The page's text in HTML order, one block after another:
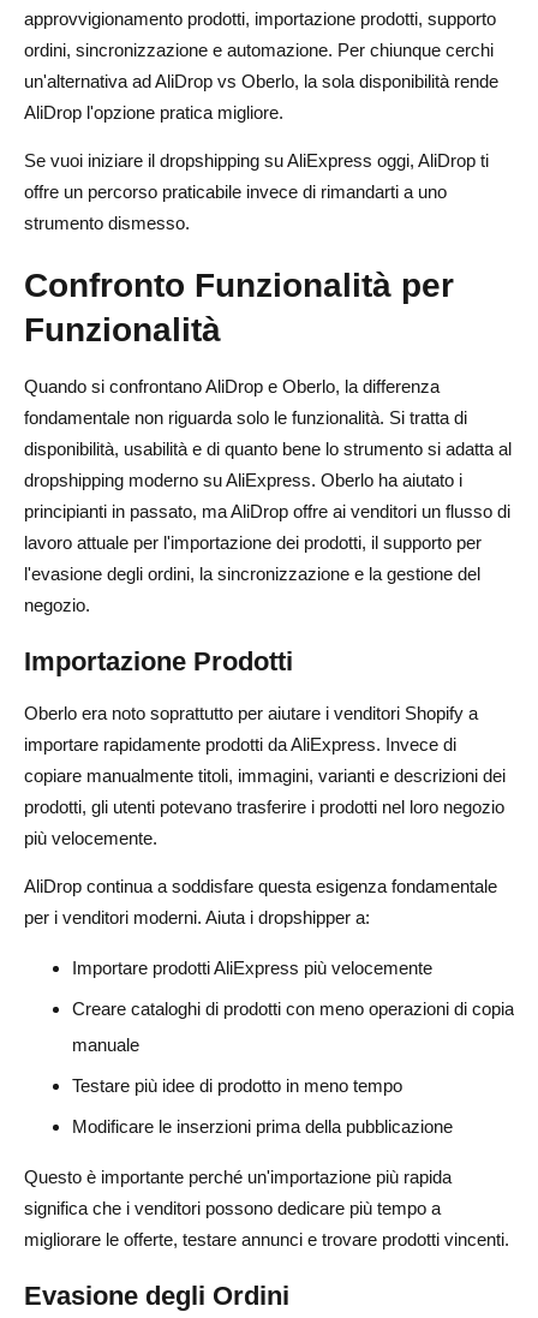
approvvigionamento prodotti, importazione prodotti, supporto
ordini, sincronizzazione e automazione. Per chiunque cerchi
un'alternativa ad AliDrop vs Oberlo, la sola disponibilità rende
AliDrop l'opzione pratica migliore.
Se vuoi iniziare il dropshipping su AliExpress oggi, AliDrop ti
offre un percorso praticabile invece di rimandarti a uno
strumento dismesso.
Confronto Funzionalità per
Funzionalità
Quando si confrontano AliDrop e Oberlo, la differenza
fondamentale non riguarda solo le funzionalità. Si tratta di
disponibilità, usabilità e di quanto bene lo strumento si adatta al
dropshipping moderno su AliExpress. Oberlo ha aiutato i
principianti in passato, ma AliDrop offre ai venditori un flusso di
lavoro attuale per l'importazione dei prodotti, il supporto per
l'evasione degli ordini, la sincronizzazione e la gestione del
negozio.
Importazione Prodotti
Oberlo era noto soprattutto per aiutare i venditori Shopify a
importare rapidamente prodotti da AliExpress. Invece di
copiare manualmente titoli, immagini, varianti e descrizioni dei
prodotti, gli utenti potevano trasferire i prodotti nel loro negozio
più velocemente.
AliDrop continua a soddisfare questa esigenza fondamentale
per i venditori moderni. Aiuta i dropshipper a:
Importare prodotti AliExpress più velocemente
Creare cataloghi di prodotti con meno operazioni di copia
manuale
Testare più idee di prodotto in meno tempo
Modificare le inserzioni prima della pubblicazione
Questo è importante perché un'importazione più rapida
significa che i venditori possono dedicare più tempo a
migliorare le offerte, testare annunci e trovare prodotti vincenti.
Evasione degli Ordini